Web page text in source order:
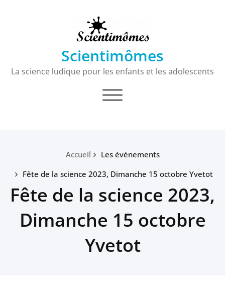
Scientimômes
La science ludique pour les enfants et les adolescents
Toggle
Accueil
Les événements
Fête de la science 2023, Dimanche 15 octobre Yvetot
Fête de la science 2023,
Dimanche 15 octobre
Yvetot